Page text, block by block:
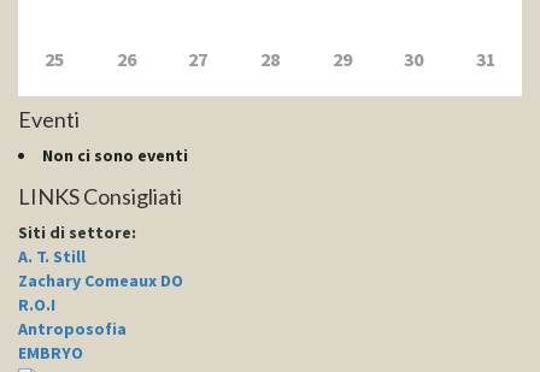
25 26 27 28 29 30 31
Eventi
Non ci sono eventi
LINKS Consigliati
Siti di settore:
A. T. Still
Zachary Comeaux DO
R.O.I
Antroposofia
EMBRYO